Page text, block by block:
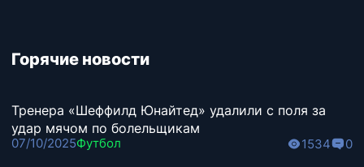
Горячие новости
Тренера «Шеффилд Юнайтед» удалили с поля за
удар мячом по болельщикам
07/10/2025Футбол 1534 0